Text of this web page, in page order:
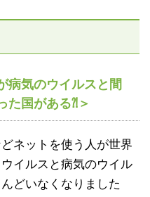
病気のウイルスと間
た国がある⁈＞
ネットを使う人が世界
イルスと病気のウイル
どいなくなりました